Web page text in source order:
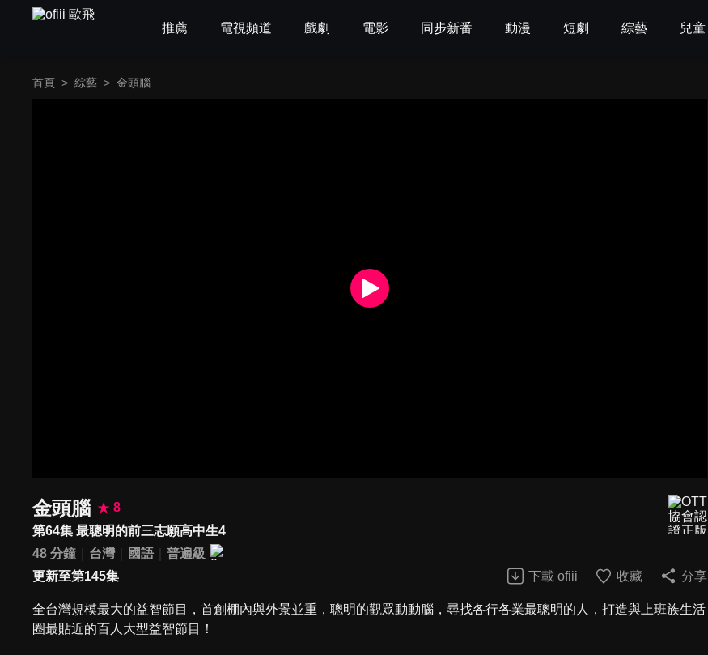
推薦 電視頻道 戲劇 電影 同步新番 動漫 短劇 綜藝 兒童
首頁 > 綜藝 > 金頭腦
金頭腦
8
第64集 最聰明的前三志願高中生4
48 分鐘
台灣 國語
普遍級
更新至第145集
下載 ofiii 收藏 分享
全台灣規模最大的益智節目，首創棚內與外景並重，聰明的觀眾動動腦，尋找各行各業最聰明的人，打造與上班族生活
圈最貼近的百人大型益智節目！